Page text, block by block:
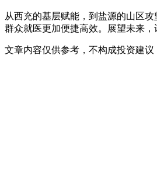
从西充的基层赋能，到盐源的山区
群众就医更加便捷高效。展望未来
文章内容仅供参考，不构成投资建